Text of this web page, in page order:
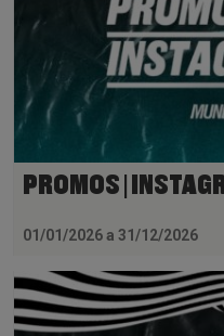
PROMOS |
01/01/2026 a 31/12/2026